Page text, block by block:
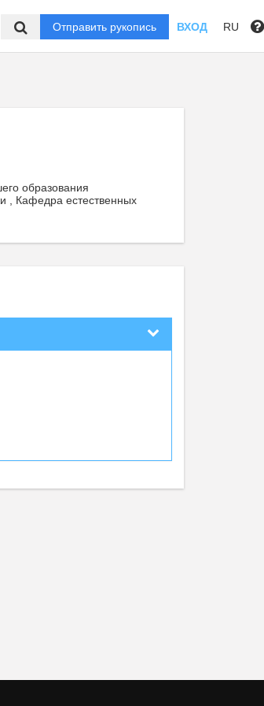
Отправить рукопись ВХОД RU
образования
, Кафедра естественных